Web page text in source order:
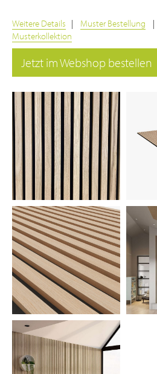
Weitere Details | Muster Bestellung |
Musterkollektion
Jetzt im Webshop bestellen